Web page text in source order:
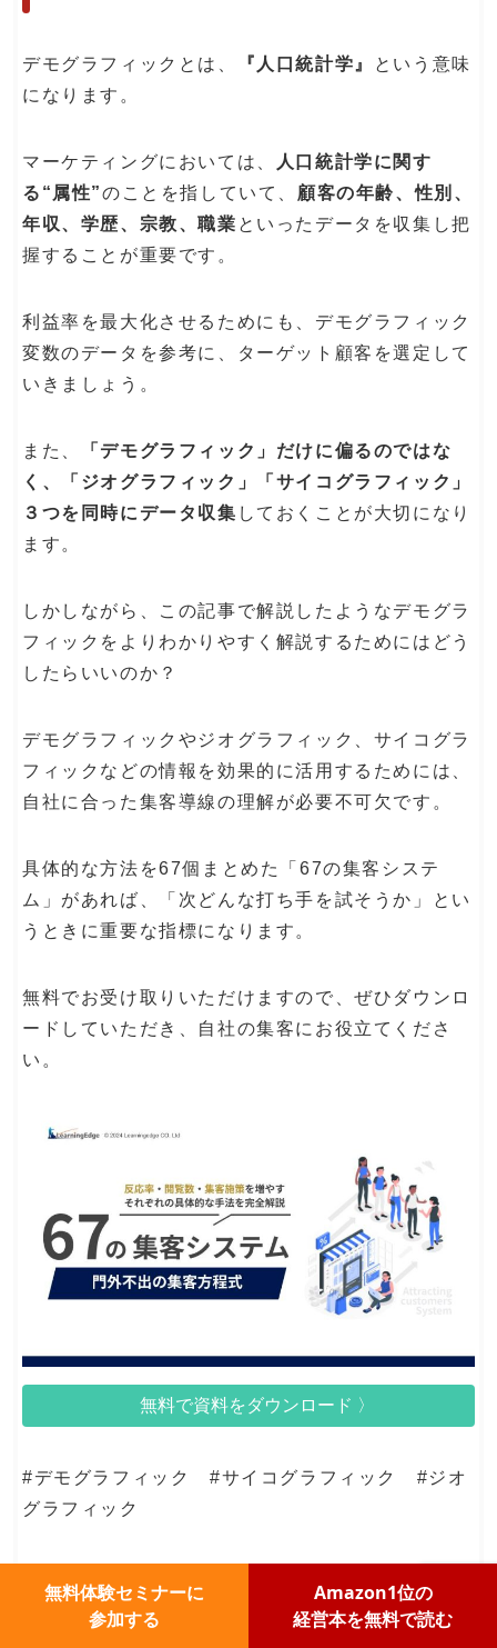
デモグラフィックとは、 『人口統計学』
という意味
になります。
マーケティングにおいては、
人口統計学に関す
る“属性”のことを指していて、 顧客の年齢、性別、
年収、学歴、宗教、職業 といったデータを収集し把
握することが重要です。
利益率を最大化させるためにも、デモグラフィック
変数のデータを参考に、ターゲット顧客を選定して
いきましょう。
また、
「デモグラフィック」だけに偏るのではな
く、「ジオグラフィック」「サイコグラフィック」
３つを同時にデータ収集 しておくことが大切になり
ます。
しかしながら、この記事で解説したようなデモグラ
フィックをよりわかりやすく解説するためにはどう
したらいいのか？
デモグラフィックやジオグラフィック、サイコグラ
フィックなどの情報を効果的に活用するためには、
自社に合った集客導線の理解が必要不可欠です。
具体的な方法を67個まとめた「67の集客システ
ム」があれば、「次どんな打ち手を試そうか」とい
うときに重要な指標になります。
無料でお受け取りいただけますので、ぜひダウンロ
ードしていただき、自社の集客にお役立てくださ
い。
無料で資料をダウンロード 〉
#デモグラフィック #サイコグラフィック #ジオ
グラフィック
最終更新日: 2025/01/29 公開日:
マーケティング
無料体験セミナーに
参加する
Amazon1位の
経営本を無料で読む